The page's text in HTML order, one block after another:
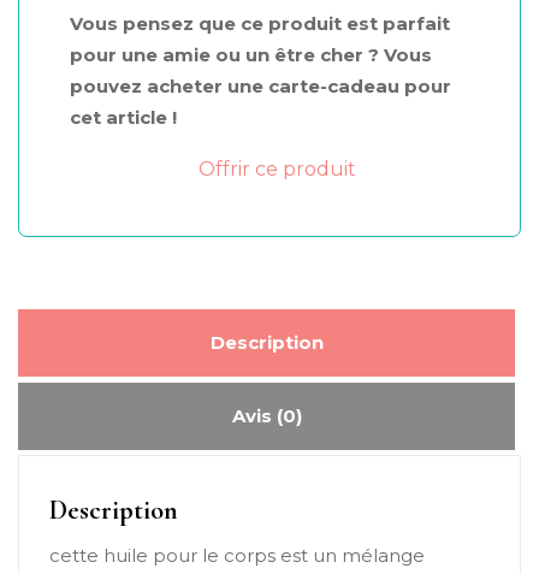
nourrissante
Vous pensez que ce produit est parfait
pour une amie ou un être cher ? Vous
pouvez acheter une carte-cadeau pour
cet article !
Offrir ce produit
Description
Avis (0)
Description
cette huile pour le corps est un mélange